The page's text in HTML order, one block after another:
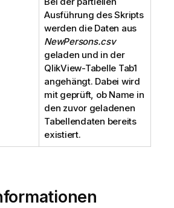
Ausführung des Skripts
werden die Daten aus
NewPersons.csv
geladen und in der
QlikView-Tabelle Tab1
angehängt. Dabei wird
mit geprüft, ob Name in
den zuvor geladenen
Tabellendaten bereits
existiert.